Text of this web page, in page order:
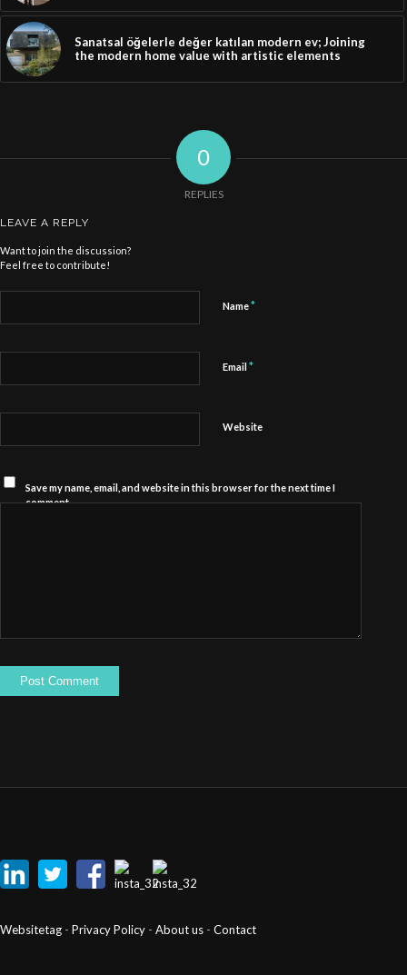
Sanatsal öğelerle değer katılan modern ev; Joining
the modern home value with artistic elements
0
REPLIES
LEAVE A REPLY
Want to join the discussion?
Feel free to contribute!
Name*
Email*
Website
Save my name, email, and website in this browser for the next time I
comment.
Websitetag - Privacy Policy - About us - Contact